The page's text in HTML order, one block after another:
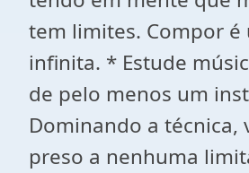
tem limites. Compor é
infinita. * Estude
de pelo menos um
Dominando a técnica,
preso a nenhuma